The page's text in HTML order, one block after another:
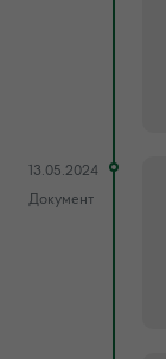
13.05.2024
Документ